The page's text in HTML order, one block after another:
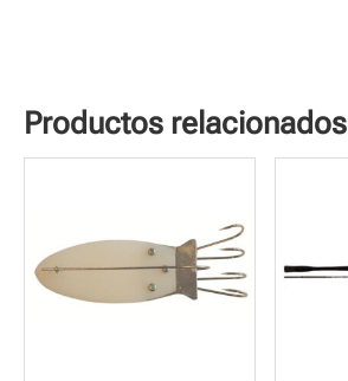
Productos relacionados